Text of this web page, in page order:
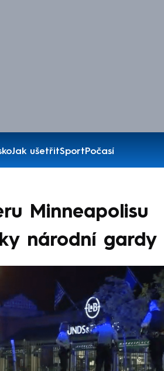
Jak ušetřitSportPočasí
Minneapolisu
národní gardy